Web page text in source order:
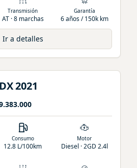
Transmisión
AT · 8 marchas
Garantía
6 años / 150k km
Ir a detalles
DX2021
Consumo
12.8 L/100km
Motor
Diesel · 2GD 2.4l